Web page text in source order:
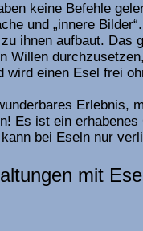
keine Befehle
und „innere
ihnen aufbaut. Das
Willen
wird einen Esel frei
Erlebnis,
Es ist ein
bei Eseln nur
mit